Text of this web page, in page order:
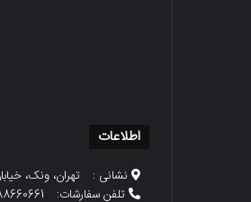
اطلاعات
نشانی :
تهران، ونک، خیابان
تلفن سفارشات: